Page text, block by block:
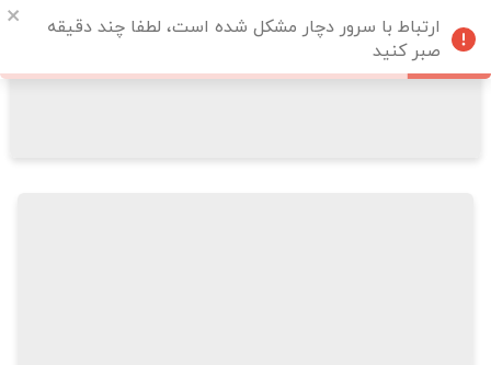
ارتباط با سرور دچار مشکل شده است، لطفا چند دقیقه
صبر کنید